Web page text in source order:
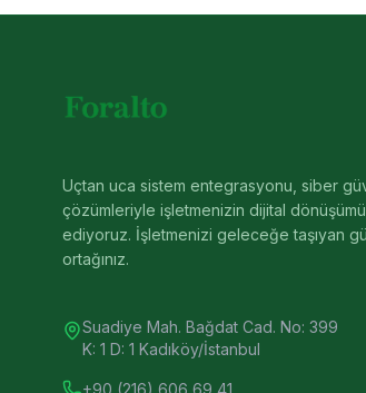
Uçtan uca sistem entegrasyonu, siber
çözümleriyle işletmenizin dijital
ediyoruz. İşletmenizi geleceğe taşıyan
ortağınız.
Suadiye Mah. Bağdat Cad. No: 399
K: 1 D: 1 Kadıköy/İstanbul
+90 (216) 606 69 41